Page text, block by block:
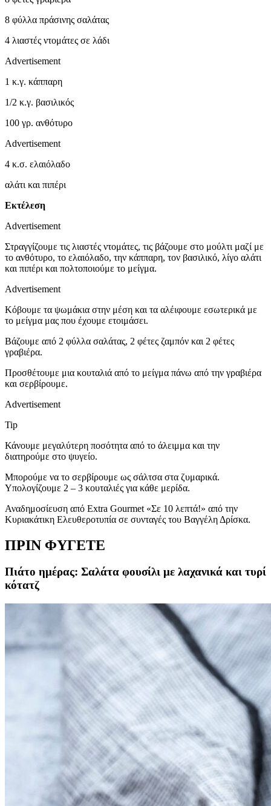
8 φύλλα πράσινης σαλάτας
4 λιαστές ντομάτες σε λάδι
Advertisement
1 κ.γ. κάππαρη
1/2 κ.γ. βασιλικός
100 γρ. ανθότυρο
Advertisement
4 κ.σ. ελαιόλαδο
αλάτι και πιπέρι
Εκτέλεση
Advertisement
Στραγγίζουμε τις λιαστές ντομάτες, τις βάζουμε στο μούλτι μαζί με
το ανθότυρο, το ελαιόλαδο, την κάππαρη, τον βασιλικό, λίγο αλάτι
και πιπέρι και πολτοποιούμε το μείγμα.
Advertisement
Κόβουμε τα ψωμάκια στην μέση και τα αλέιφουμε εσωτερικά με
το μείγμα μας που έχουμε ετοιμάσει.
Βάζουμε από 2 φύλλα σαλάτας, 2 φέτες ζαμπόν και 2 φέτες
γραβιέρα.
Προσθέτουμε μια κουταλιά από το μείγμα πάνω από την γραβιέρα
και σερβίρουμε.
Advertisement
Tip
Κάνουμε μεγαλύτερη ποσότητα από το άλειμμα και την
διατηρούμε στο ψυγείο.
Μπορούμε να το σερβίρουμε ως σάλτσα στα ζυμαρικά.
Υπολογίζουμε 2 – 3 κουταλιές για κάθε μερίδα.
Αναδημοσίευση από Extra Gourmet «Σε 10 λεπτά!» από την
Κυριακάτικη Ελευθεροτυπία σε συνταγές του Βαγγέλη Δρίσκα.
ΠΡΙΝ ΦΥΓΕΤΕ
Πιάτο ημέρας: Σαλάτα φουσίλι με λαχανικά και τυρί
κότατζ